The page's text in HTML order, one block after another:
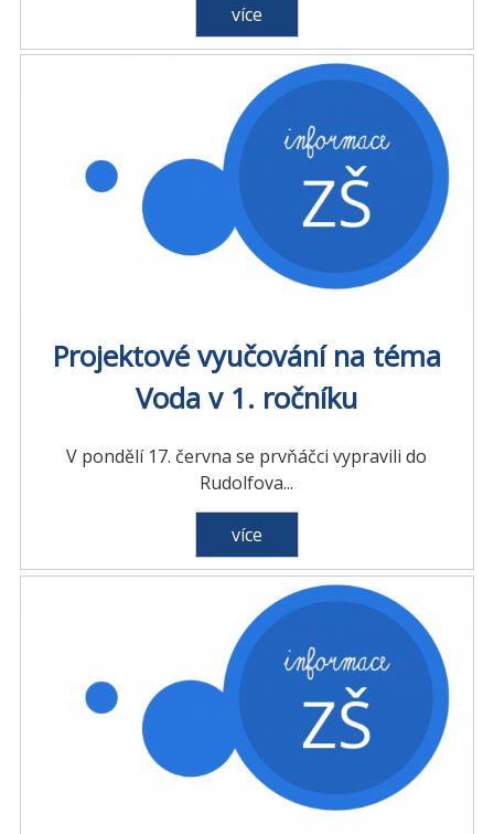
více
Projektové vyučování na téma
Voda v 1. ročníku
V pondělí 17. června se prvňáčci vypravili do
Rudolfova...
více